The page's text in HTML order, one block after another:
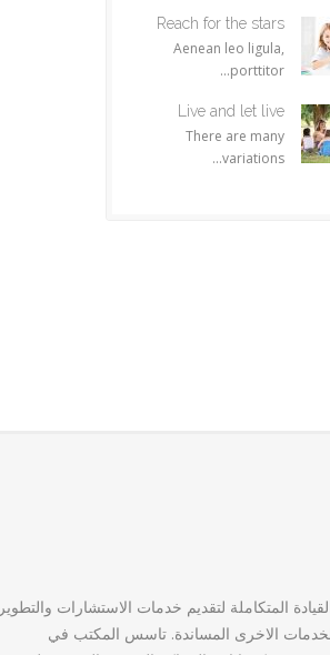
Reach for the stars
Aenean leo ligula,
porttitor...
Live and let live
There are many
variations...
المتكاملة لتقديم خدمات الاستشارات والتطوير
الاخرى المساندة. تاسس المكتب في